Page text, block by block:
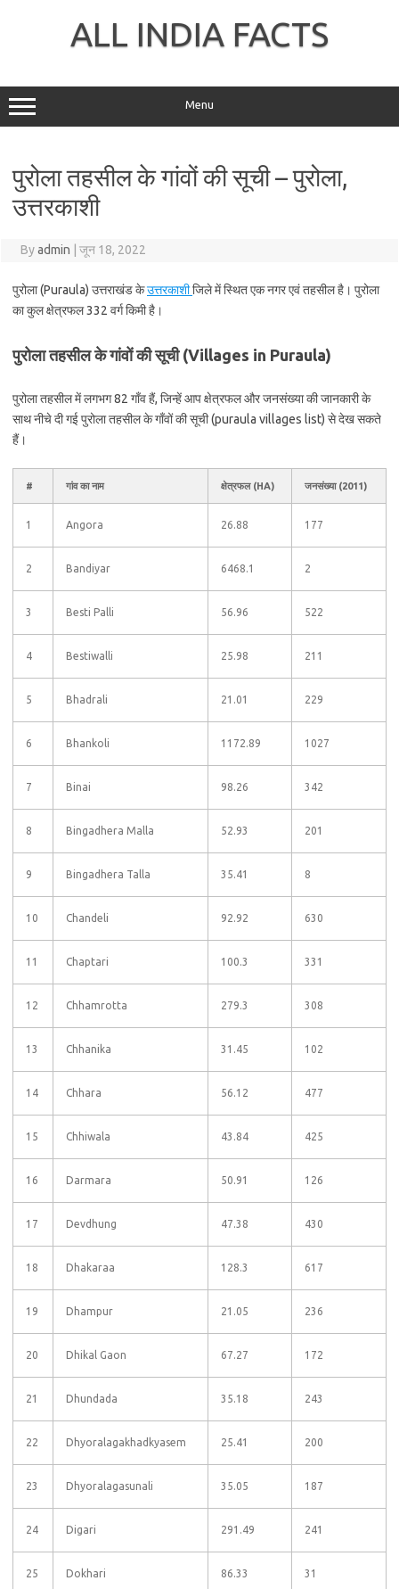
ALL INDIA FACTS
Menu
पुरोला तहसील के गांवों की सूची – पुरोला,
उत्तरकाशी
Byadmin जून 18, 2022
पुरोला (Puraula) उत्तराखंड केउत्तरकाशीजिले में स्थित एक नगर एवं तहसील है। पुरोला
का कुल क्षेत्रफल 332 वर्ग किमी है।
पुरोला तहसील के गांवों की सूची (Villages in Puraula)
पुरोला तहसील में लगभग 82 गाँव हैं, जिन्हें आप क्षेत्रफल और जनसंख्या की जानकारी के
साथ नीचे दी गई पुरोला तहसील के गाँवों की सूची (puraula villages list) से देख सकते
हैं।
# गांव का नाम क्षेत्रफल (HA) जनसंख्या (2011)
1 Angora 26.88 177
2 Bandiyar 6468.1 2
3 Besti Palli 56.96 522
4 Bestiwalli 25.98 211
5 Bhadrali 21.01 229
6 Bhankoli 1172.89 1027
7 Binai 98.26 342
8 Bingadhera Malla 52.93 201
9 Bingadhera Talla 35.41 8
10 Chandeli 92.92 630
11 Chaptari 100.3 331
12 Chhamrotta 279.3 308
13 Chhanika 31.45 102
14 Chhara 56.12 477
15 Chhiwala 43.84 425
16 Darmara 50.91 126
17 Devdhung 47.38 430
18 Dhakaraa 128.3 617
19 Dhampur 21.05 236
20 Dhikal Gaon 67.27 172
21 Dhundada 35.18 243
22 Dhyoralagakhadkyasem 25.41 200
23 Dhyoralagasunali 35.05 187
24 Digari 291.49 241
25 Dokhari 86.33 31